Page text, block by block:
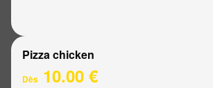
Pizza chicken
Dès 10.00 €